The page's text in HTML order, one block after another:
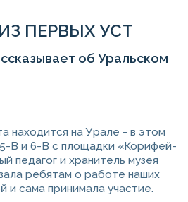
ПЕРВЫХ УСТ
об Уральском
находится на Урале - в этом
В и 6-В с площадки «Корифей-
педагог и хранитель музея
ребятам о работе наших
и сама принимала участие.